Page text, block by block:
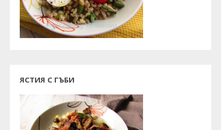
ЯСТИЯ С ГЪБИ